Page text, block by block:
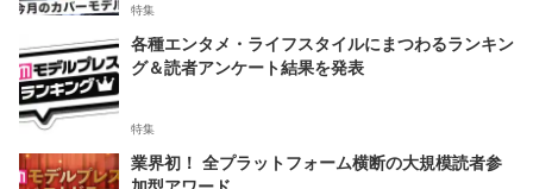
特集
各種エンタメ・ライフスタイルにまつわるランキン
グ＆読者アンケート結果を発表
特集
業界初！ 全プラットフォーム横断の大規模読者参